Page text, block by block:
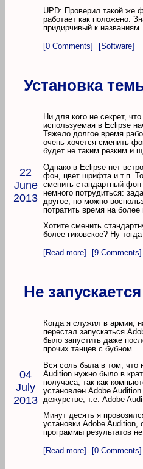
UPD: Проверил такой же
работает как положено.
придирчивый к названиям.
[0 Comments]
[Software]
Установка
22
June
2013
Ни для кого не секрет,
используемая в Eclipse
Тяжело долгое время
очень хочется сменить
будет не таким резким и
Однако в Eclipse нет
фон, цвет шрифта и т.п.
сменить стандартный
немного потрудиться:
другое, но можно
потратить время на
Хотите сменить
более гиковское? Ну
[Read more]
[9 Comments]
Не
04
July
2013
Когда я служил в армии,
перестал запускаться
было запустить даже
прочих танцев с бубном.
Вся соль была в том, что
Audition нужно было в
получаса, так как
установлен Adobe
дежурстве, т.е. Adobe
Минут десять я
установки Adobe Audition,
программы результатов
[Read more]
[0 Comments]